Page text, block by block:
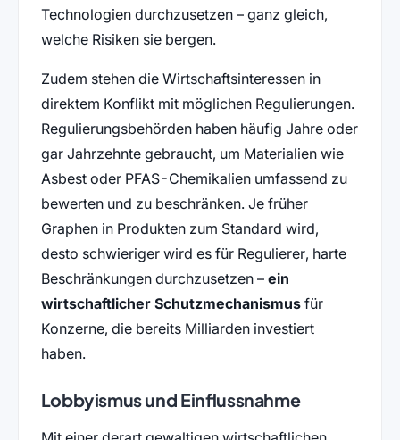
Technologien durchzusetzen – ganz gleich,
welche Risiken sie bergen.
Zudem stehen die Wirtschaftsinteressen in
direktem Konflikt mit möglichen Regulierungen.
Regulierungsbehörden haben häufig Jahre oder
gar Jahrzehnte gebraucht, um Materialien wie
Asbest oder PFAS-Chemikalien umfassend zu
bewerten und zu beschränken. Je früher
Graphen in Produkten zum Standard wird,
desto schwieriger wird es für Regulierer, harte
Beschränkungen durchzusetzen – ein
wirtschaftlicher Schutzmechanismusfür
Konzerne, die bereits Milliarden investiert
haben.
Lobbyismus und Einflussnahme